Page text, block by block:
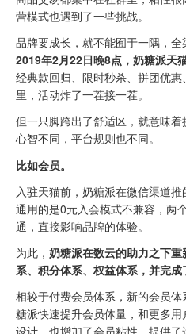
营模式也遇到了一些挑战。
品牌要成长，就不能囿于一隅，全
2019年2月22日晚8点，奶糖派天
经典款回归、限时秒杀、拼团优
里，活动炸了一茬接一茬。
但一只脚跨出了舒适区，就意味
心智不同，平台规则也不同。
比如会员。
入驻天猫前，奶糖派在微信渠道
通用的是0元入会模式不兼容，两
通，直接影响品牌的体验。
为此， 奶糖派在数云的助力之下
系、积分体系、权益体系，并完成
相较于付费会员体系，新的会员
糖派快速提升会员体量，和更多